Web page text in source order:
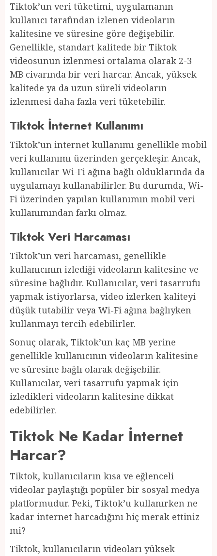
Tiktok’un veri tüketimi, uygulamanın
kullanıcı tarafından izlenen videoların
kalitesine ve süresine göre değişebilir.
Genellikle, standart kalitede bir Tiktok
videosunun izlenmesi ortalama olarak 2-3
MB civarında bir veri harcar. Ancak, yüksek
kalitede ya da uzun süreli videoların
izlenmesi daha fazla veri tüketebilir.
Tiktok İnternet Kullanımı
Tiktok’un internet kullanımı genellikle mobil
veri kullanımı üzerinden gerçekleşir. Ancak,
kullanıcılar Wi-Fi ağına bağlı olduklarında da
uygulamayı kullanabilirler. Bu durumda, Wi-
Fi üzerinden yapılan kullanımın mobil veri
kullanımından farkı olmaz.
Tiktok Veri Harcaması
Tiktok’un veri harcaması, genellikle
kullanıcının izlediği videoların kalitesine ve
süresine bağlıdır. Kullanıcılar, veri tasarrufu
yapmak istiyorlarsa, video izlerken kaliteyi
düşük tutabilir veya Wi-Fi ağına bağlıyken
kullanmayı tercih edebilirler.
Sonuç olarak, Tiktok’un kaç MB yerine
genellikle kullanıcının videoların kalitesine
ve süresine bağlı olarak değişebilir.
Kullanıcılar, veri tasarrufu yapmak için
izledikleri videoların kalitesine dikkat
edebilirler.
Tiktok Ne Kadar İnternet
Harcar?
Tiktok, kullanıcıların kısa ve eğlenceli
videolar paylaştığı popüler bir sosyal medya
platformudur. Peki, Tiktok’u kullanırken ne
kadar internet harcadığını hiç merak ettiniz
mi?
Tiktok, kullanıcıların videoları yüksek